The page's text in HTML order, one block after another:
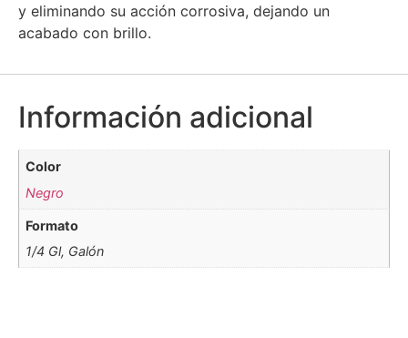
y eliminando su acción corrosiva, dejando un
acabado con brillo.
Información adicional
Color
Negro
Formato
1/4 Gl, Galón